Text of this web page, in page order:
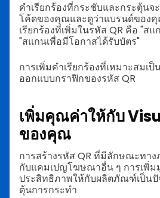
คำเรียกร้องที่กระชับและกระตุ้น
โค้ดของคุณและดูว่าแบรนด์ของ
เรียกร้องที่เพิ่มในรหัส QR คือ "ส
"สแกนเพื่อมีโอกาสได้รับบัตร"
การเพิ่มคำเรียกร้องที่เหมาะสมเ
ออกแบบกราฟิกของรหัส QR
เพิ่มคุณค่าให้กับ
ของคุณ
การสร้างรหัส QR ที่มีลักษณะทา
กับแคมเปญโฆษณาอื่น ๆ การเพิ่ม
ประสิทธิภาพให้กับผลิตภัณฑ์เป็นปั
ตุ้นการกระทำ